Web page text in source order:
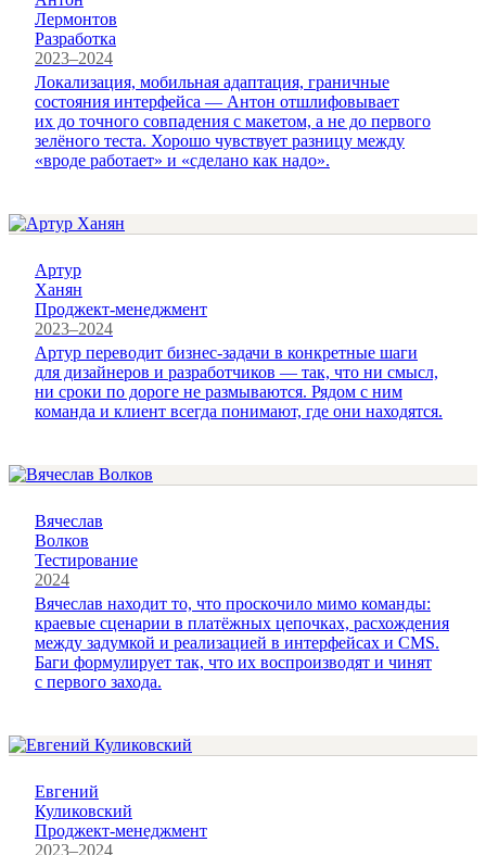
Лермонтов
Разработка
2023–2024
Локализация, мобильная адаптация, граничные
состояния интерфейса — Антон отшлифовывает
их до точного совпадения с макетом, а не до первого
зелёного теста. Хорошо чувствует разницу между
«вроде работает» и «сделано как надо».
Артур
Ханян
Проджект-менеджмент
2023–2024
Артур переводит бизнес-задачи в конкретные шаги
для дизайнеров и разработчиков — так, что ни смысл,
ни сроки по дороге не размываются. Рядом с ним
команда и клиент всегда понимают, где они находятся.
Вячеслав
Волков
Тестирование
2024
Вячеслав находит то, что проскочило мимо команды:
краевые сценарии в платёжных цепочках, расхождения
между задумкой и реализацией в интерфейсах и CMS.
Баги формулирует так, что их воспроизводят и чинят
с первого захода.
Евгений
Куликовский
Проджект-менеджмент
2023–2024